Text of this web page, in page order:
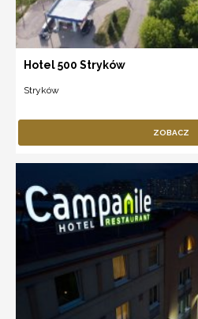
Hotel 500 Stryków
Stryków
ZOBACZ